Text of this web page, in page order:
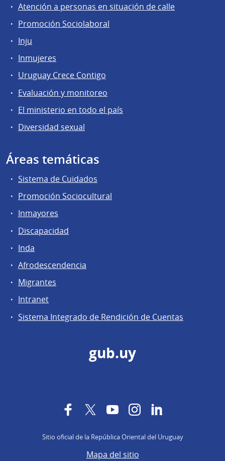
Atención a personas en situación de calle
Promoción Sociolaboral
Inju
Inmujeres
Uruguay Crece Contigo
Evaluación y monitoreo
El ministerio en todo el país
Diversidad sexual
Áreas temáticas
Sistema de Cuidados
Promoción Sociocultural
Inmayores
Discapacidad
Inda
Afrodescendencia
Migrantes
Intranet
Sistema Integrado de Rendición de Cuentas
gub.uy
FacebookTwitterYouTubeInstagram
Sitio oficial de la República Oriental del Uruguay
Mapa del sitio